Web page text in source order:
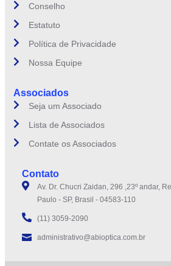
Conselho
Estatuto
Política de Privacidade
Nossa Equipe
Associados
Seja um Associado
Lista de Associados
Contate os Associados
Contato
Av. Dr. Chucri Zaidan, 296 ,23º andar,
Paulo - SP, Brasil - 04583-110
(11) 3059-2090
administrativo@abioptica.com.br